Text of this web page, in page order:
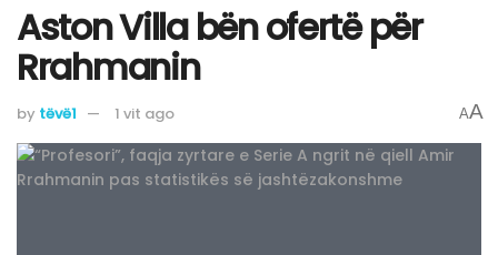
Aston Villa bën ofertë për
Rrahmanin
by tëvë1 1 vit ago AA